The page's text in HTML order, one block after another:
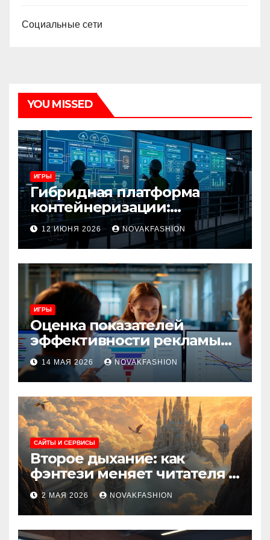
Социальные сети
YOU MISSED
ИГРЫ
Гибридная платформа
контейнеризации:
архитектура, особенности
и сценарии использования
12 ИЮНЯ 2026 NOVAKFASHION
ИГРЫ
Оценка показателей
эффективности рекламы
при атрибуции
множественных точек
касания
14 МАЯ 2026 NOVAKFASHION
САЙТЫ И СЕРВИСЫ
Второе дыхание: как
фэнтези меняет читателя и
культуру
2 МАЯ 2026 NOVAKFASHION